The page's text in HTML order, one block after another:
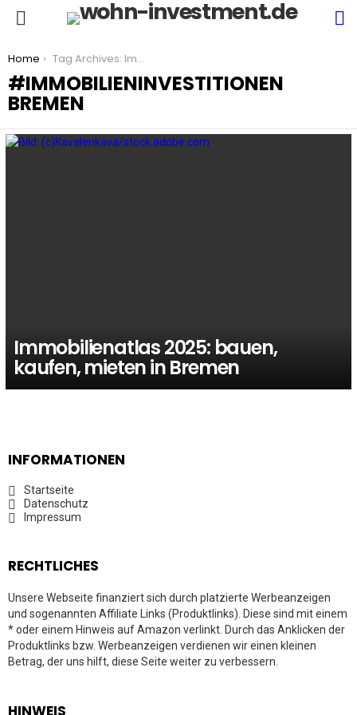
You are here:
Home Tag Archives: Immobilieninvestitionen Bremen
IMMOBILIENINVESTITIONEN
BREMEN
Immobilienatlas 2025: bauen,
kaufen, mieten in Bremen
INFORMATIONEN
Startseite
Datenschutz
Impressum
RECHTLICHES
Unsere Webseite finanziert sich durch platzierte Werbeanzeigen
und sogenannten Affiliate Links (Produktlinks). Diese sind mit einem
* oder einem Hinweis auf Amazon verlinkt. Durch das Anklicken der
Produktlinks bzw. Werbeanzeigen verdienen wir einen kleinen
Betrag, der uns hilft, diese Seite weiter zu verbessern.
HINWEIS